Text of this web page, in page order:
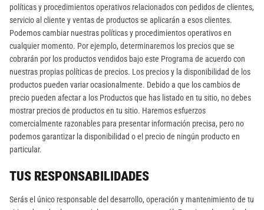
políticas y procedimientos operativos relacionados con pedidos de clientes,
servicio al cliente y ventas de productos se aplicarán a esos clientes.
Podemos cambiar nuestras políticas y procedimientos operativos en
cualquier momento. Por ejemplo, determinaremos los precios que se
cobrarán por los productos vendidos bajo este Programa de acuerdo con
nuestras propias políticas de precios. Los precios y la disponibilidad de los
productos pueden variar ocasionalmente. Debido a que los cambios de
precio pueden afectar a los Productos que has listado en tu sitio, no debes
mostrar precios de productos en tu sitio. Haremos esfuerzos
comercialmente razonables para presentar información precisa, pero no
podemos garantizar la disponibilidad o el precio de ningún producto en
particular.
TUS RESPONSABILIDADES
Serás el único responsable del desarrollo, operación y mantenimiento de tu